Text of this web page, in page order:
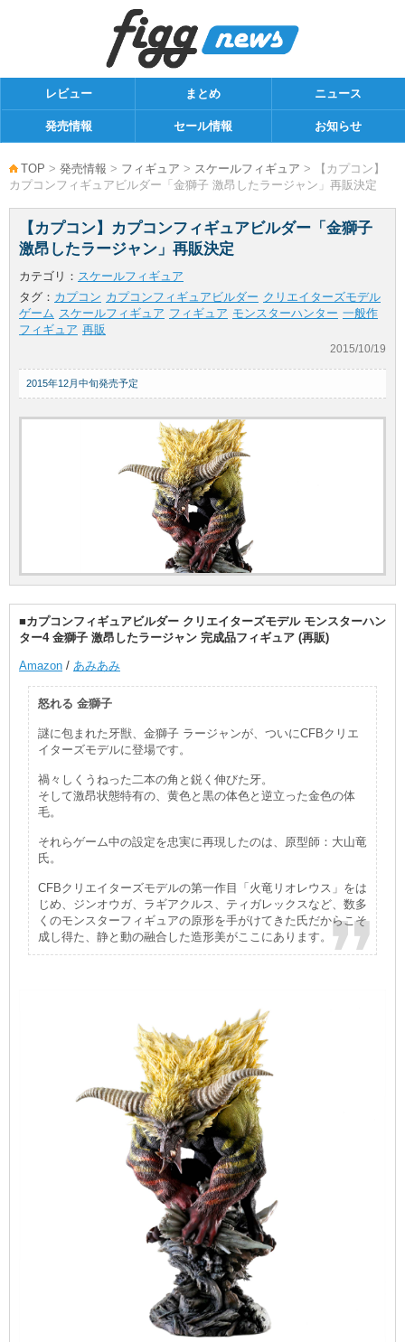
レビュー まとめ ニュース
発売情報 セール情報 お知らせ
TOP > 発売情報 > フィギュア > スケールフィギュア > 【カプコン】
カプコンフィギュアビルダー「金獅子 激昂したラージャン」再販決定
【カプコン】カプコンフィギュアビルダー「金獅子
激昂したラージャン」再販決定
カテゴリ： スケールフィギュア
タグ： カプコン カプコンフィギュアビルダー クリエイターズモデル
ゲーム スケールフィギュア フィギュア モンスターハンター 一般作
フィギュア 再販
2015/10/19
2015年12月中旬発売予定
■カプコンフィギュアビルダー クリエイターズモデル モンスターハン
ター4 金獅子 激昂したラージャン 完成品フィギュア (再販)
Amazon / あみあみ
怒れる 金獅子
謎に包まれた牙獣、金獅子 ラージャンが、ついにCFBクリエ
イターズモデルに登場です。
禍々しくうねった二本の角と鋭く伸びた牙。
そして激昂状態特有の、黄色と黒の体色と逆立った金色の体
毛。
それらゲーム中の設定を忠実に再現したのは、原型師：大山竜
氏。
CFBクリエイターズモデルの第一作目「火竜リオレウス」をは
じめ、ジンオウガ、ラギアクルス、ティガレックスなど、数多
くのモンスターフィギュアの原形を手がけてきた氏だからこそ
成し得た、静と動の融合した造形美がここにあります。